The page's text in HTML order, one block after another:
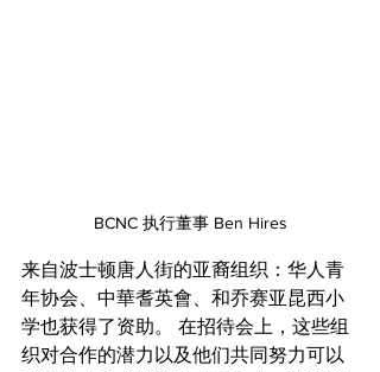
BCNC 执行董事 Ben Hires
来自波士顿唐人街的亚裔组织：华人青
年协会、中華耆英會、和乔赛亚昆西小
学也获得了资助。 在招待会上，这些组
织对合作的潜力以及他们共同努力可以